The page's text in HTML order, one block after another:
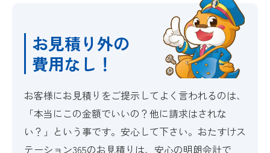
お見積り外の
費用なし！
お客様にお見積りをご提示してよく言われるのは、
「本当にこの金額でいいの？他に請求はされな
い？」という事です。安心して下さい。おたすけス
テーション365のお見積りは、安心の明朗会計で